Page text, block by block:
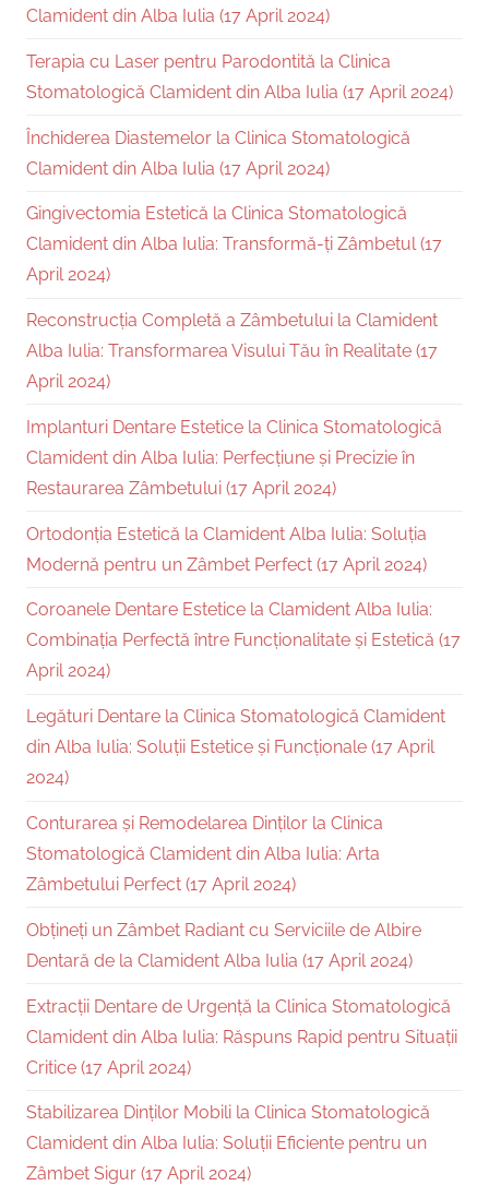
Clamident din Alba Iulia (17 April 2024)
Terapia cu Laser pentru Parodontită la Clinica
Stomatologică Clamident din Alba Iulia (17 April 2024)
Închiderea Diastemelor la Clinica Stomatologică
Clamident din Alba Iulia (17 April 2024)
Gingivectomia Estetică la Clinica Stomatologică
Clamident din Alba Iulia: Transformă-ți Zâmbetul (17
April 2024)
Reconstrucția Completă a Zâmbetului la Clamident
Alba Iulia: Transformarea Visului Tău în Realitate (17
April 2024)
Implanturi Dentare Estetice la Clinica Stomatologică
Clamident din Alba Iulia: Perfecțiune și Precizie în
Restaurarea Zâmbetului (17 April 2024)
Ortodonția Estetică la Clamident Alba Iulia: Soluția
Modernă pentru un Zâmbet Perfect (17 April 2024)
Coroanele Dentare Estetice la Clamident Alba Iulia:
Combinația Perfectă între Funcționalitate și Estetică (17
April 2024)
Legături Dentare la Clinica Stomatologică Clamident
din Alba Iulia: Soluții Estetice și Funcționale (17 April
2024)
Conturarea și Remodelarea Dinților la Clinica
Stomatologică Clamident din Alba Iulia: Arta
Zâmbetului Perfect (17 April 2024)
Obțineți un Zâmbet Radiant cu Serviciile de Albire
Dentară de la Clamident Alba Iulia (17 April 2024)
Extracții Dentare de Urgență la Clinica Stomatologică
Clamident din Alba Iulia: Răspuns Rapid pentru Situații
Critice (17 April 2024)
Stabilizarea Dinților Mobili la Clinica Stomatologică
Clamident din Alba Iulia: Soluții Eficiente pentru un
Zâmbet Sigur (17 April 2024)